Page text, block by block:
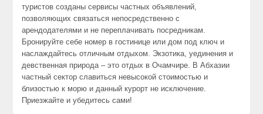
туристов созданы сервисы частных объявлений,
позволяющих связаться непосредственно с
арендодателями и не переплачивать посредникам.
Бронируйте себе номер в гостинице или дом под ключ и
наслаждайтесь отличным отдыхом. Экзотика, уединения и
девственная природа – это отдых в Очамчире. В Абхазии
частный сектор славиться невысокой стоимостью и
близостью к морю и данный курорт не исключение.
Приезжайте и убедитесь сами!